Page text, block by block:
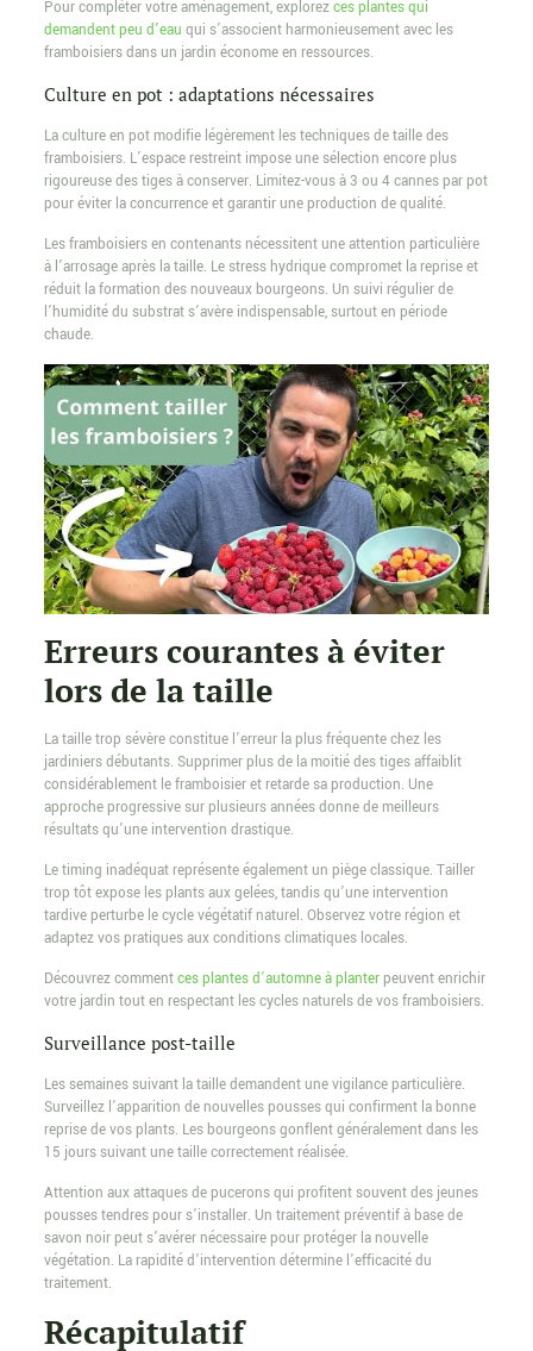
Pour compléter votre aménagement, explorezces plantes qui
demandent peu d’eau qui s’associent harmonieusement avec les
framboisiers dans un jardin économe en ressources.
Culture en pot : adaptations nécessaires
La culture en pot modifie légèrement les techniques de taille des
framboisiers. L’espace restreint impose une sélection encore plus
rigoureuse des tiges à conserver. Limitez-vous à 3 ou 4 cannes par pot
pour éviter la concurrence et garantir une production de qualité.
Les framboisiers en contenants nécessitent une attention particulière
à l’arrosage après la taille. Le stress hydrique compromet la reprise et
réduit la formation des nouveaux bourgeons. Un suivi régulier de
l’humidité du substrat s’avère indispensable, surtout en période
chaude.
Erreurs courantes à éviter
lors de la taille
La taille trop sévère constitue l’erreur la plus fréquente chez les
jardiniers débutants. Supprimer plus de la moitié des tiges affaiblit
considérablement le framboisier et retarde sa production. Une
approche progressive sur plusieurs années donne de meilleurs
résultats qu’une intervention drastique.
Le timing inadéquat représente également un piège classique. Tailler
trop tôt expose les plants aux gelées, tandis qu’une intervention
tardive perturbe le cycle végétatif naturel. Observez votre région et
adaptez vos pratiques aux conditions climatiques locales.
Découvrez commentces plantes d’automne à planterpeuvent enrichir
votre jardin tout en respectant les cycles naturels de vos framboisiers.
Surveillance post-taille
Les semaines suivant la taille demandent une vigilance particulière.
Surveillez l’apparition de nouvelles pousses qui confirment la bonne
reprise de vos plants. Les bourgeons gonflent généralement dans les
15 jours suivant une taille correctement réalisée.
Attention aux attaques de pucerons qui profitent souvent des jeunes
pousses tendres pour s’installer. Un traitement préventif à base de
savon noir peut s’avérer nécessaire pour protéger la nouvelle
végétation. La rapidité d’intervention détermine l’efficacité du
traitement.
Récapitulatif